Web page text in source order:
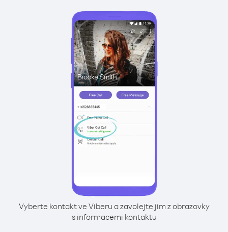
Vyberte kontakt ve Viberu a zavolejte jim z obrazovky
s informacemi kontaktu